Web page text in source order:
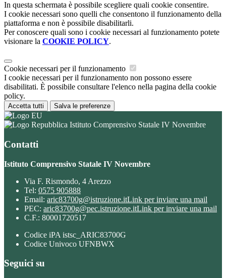
In questa schermata è possibile scegliere quali cookie consentire.
I cookie necessari sono quelli che consentono il funzionamento della
piattaforma e non è possibile disabilitarli.
Per conoscere quali sono i cookie necessari al funzionamento potete
visionare la COOKIE POLICY.
Cookie necessari per il funzionamento
I cookie necessari per il funzionamento non possono essere
disabilitati. È possibile consultare l'elenco nella pagina della cookie
policy.
Accetta tutti Salva le preferenze
Istituto Comprensivo Statale IV Novembre
Contatti
Istituto Comprensivo Statale IV Novembre
Via F. Rismondo, 4 Arezzo
Tel: 0575 905888
Email: aric83700g@istruzione.itLink per inviare una mail
PEC: aric83700g@pec.istruzione.itLink per inviare una mail
C.F.: 80001720517
Codice iPA istsc_ARIC83700G
Codice Univoco UFNBWX
Seguici su